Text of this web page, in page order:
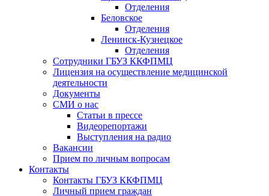
Отделения
Беловское
Отделения
Ленинск-Кузнецкое
Отделения
Сотрудники ГБУЗ ККФПМЦ
Лицензия на осуществление медицинской
деятельности
Документы
СМИ о нас
Статьи в прессе
Видеорепортажи
Выступления на радио
Вакансии
Прием по личным вопросам
Контакты
Контакты ГБУЗ ККФПМЦ
Личный прием граждан